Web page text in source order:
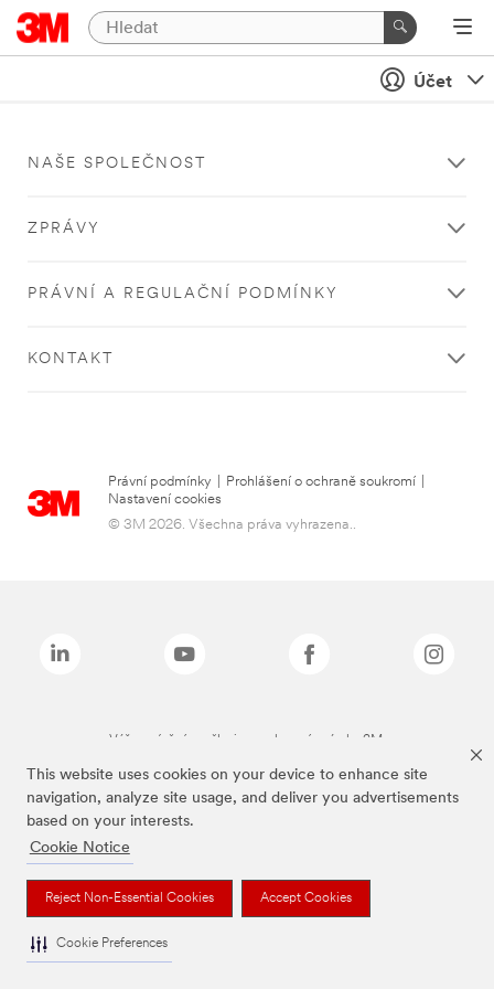
This website uses cookies on your device to enhance site
navigation, analyze site usage, and deliver you advertisements
based on your interests.
Cookie Notice
Reject Non-Essential Cookies Accept Cookies
Cookie Preferences
Účet
NAŠE SPOLEČNOST
ZPRÁVY
PRÁVNÍ A REGULAČNÍ PODMÍNKY
KONTAKT
Právní podmínky Prohlášení o ochraně soukromí
Nastavení cookies
© 3M 2026. Všechna práva vyhrazena..
Výše zmíněné značky jsou ochranné známky 3M.